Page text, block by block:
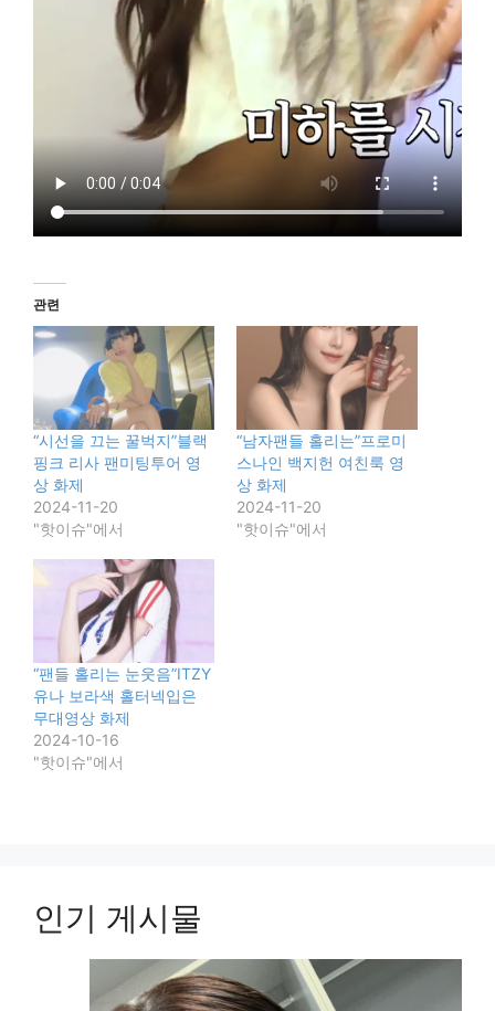
관련
“시선을 끄는 꿀벅지”블랙
핑크 리사 팬미팅투어 영
상 화제
2024-11-20
"핫이슈"에서
“남자팬들 홀리는”프로미
스나인 백지헌 여친룩 영
상 화제
2024-11-20
"핫이슈"에서
“팬들 홀리는 눈웃음”ITZY
유나 보라색 홀터넥입은
무대영상 화제
2024-10-16
"핫이슈"에서
인기 게시물